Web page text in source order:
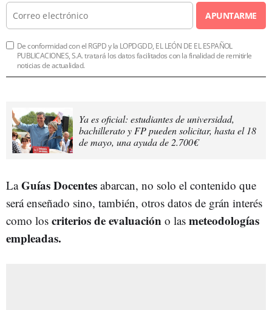
APUNTARME
De conformidad con el RGPD y la LOPDGDD, EL LEÓN DE EL ESPAÑOL
PUBLICACIONES, S.A. tratará los datos facilitados con la finalidad de remitirle
noticias de actualidad.
Ya es oficial: estudiantes de universidad,
bachillerato y FP pueden solicitar, hasta el 18
de mayo, una ayuda de 2.700€
LaGuías Docentes abarcan, no solo el contenido que
será enseñado sino, también, otros datos de grán interés
como los criterios de evaluación o las meteodologías
empleadas.